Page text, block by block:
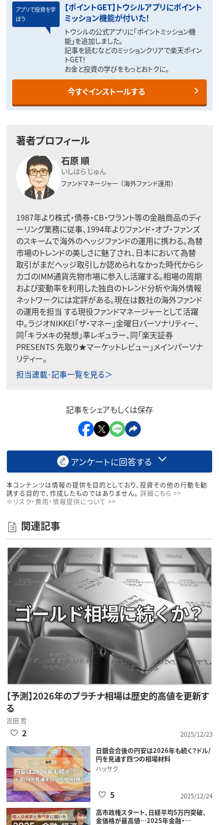
アプリで投資を学
ぼう
【ポイントGET】トウシルアプリにポイント
ミッション機能が付いた！
トウシルの公式アプリに「ポイントミッション機
能」を追加しました。
記事を読むなどのミッションクリアで楽天ポイン
トGET！
お金と投資の学びをもっとおトクに。
今すぐインストールする
著者プロフィール
石原 順
いしはら じゅん
ファンドマネージャー （海外ファンド運用）
1987年より株式・債券・CB・ワラント等の金融商品のディ
ーリング業務に従事、1994年よりファンド・オブ・ファンズ
のスキームで海外のヘッジファンドの運用に携わる。為替
市場のトレンドの美しさに魅了され、日本において為替
取引がまだヘッジ取引しか認められなかった時代からシ
カゴのIMM通貨先物市場に参入し活躍する。相場の周期
および変動率を利用した独自のトレンド分析や海外情報
ネットワークには定評がある。現在は数社の海外ファンド
の運用を担当 する現役ファンドマネージャーとして活躍
中。ラジオNIKKEI「ザ・マネー」金曜日パーソナリティー、
同「キラメキの発想」準レギュラー、同「楽天証券
PRESENTS 先取り★マーケットレビュー」メインパーソナ
リティー。
担当連載･記事一覧を見る＞
記事をシェアもしくは保存
アンケートに回答する
本コンテンツは情報の提供を目的としており、投資その他の行動を勧
誘する目的で、作成したものではありません。 詳細こちら >>
※リスク・費用・情報提供について >>
関連記事
【予測】2026年のプラチナ相場は歴史的高値を更新す
る
吉田 哲
2025/12/23
2
日銀会合後の円安は2026年も続く？ドル/
円を見通す四つの相場材料
ハッサク
2025/12/24
5
高市政権スタート、日経平均5万円突破、
金価格が最高値…2025年金融・…